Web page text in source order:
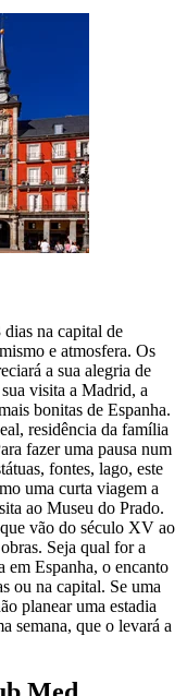
na capital de
e atmosfera. Os
a sua alegria de
visita a Madrid, a
bonitas de Espanha.
residência da família
fazer uma pausa num
fontes, lago, este
uma curta viagem a
ao Museu do Prado.
vão do século XV ao
Seja qual for a
em Espanha, o encanto
ou na capital. Se uma
planear uma estadia
semana, que o levará a